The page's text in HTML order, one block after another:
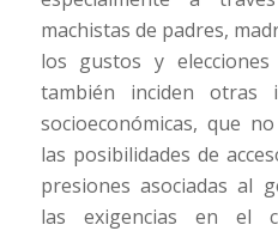
machistas de padres,
los gustos y
también inciden otras
socioeconómicas, que
las posibilidades de
presiones asociadas al
las exigencias en el